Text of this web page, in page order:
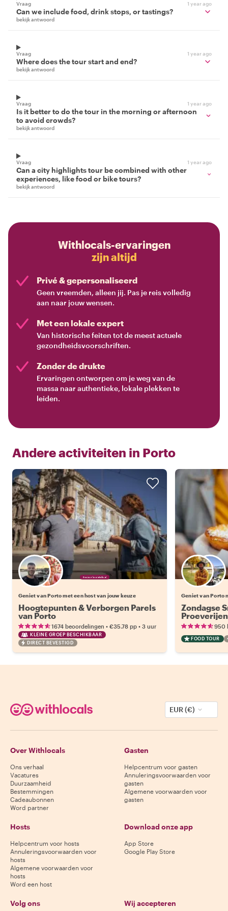
Vraag 1 year ago
Can we include food, drink stops, or tastings?
bekijk antwoord
Vraag 1 year ago
Where does the tour start and end?
bekijk antwoord
Vraag 1 year ago
Is it better to do the tour in the morning or afternoon
to avoid crowds?
bekijk antwoord
Vraag 1 year ago
Can a city highlights tour be combined with other
experiences, like food or bike tours?
bekijk antwoord
Withlocals-ervaringen
zijn altijd
Privé & gepersonaliseerd
Geen vreemden, alleen jij. Pas je reis volledig
aan naar jouw wensen.
Met een lokale expert
Van historische feiten tot de meest actuele
gezondheidsvoorschriften.
Zonder de drukte
Ervaringen ontworpen om je weg van de
massa naar authentieke, lokale plekken te
leiden.
Andere activiteiten in Porto
Kies jouw favoriete local
Geniet van Porto met een host van jouw keuze
Hoogtepunten & Verborgen Parels
van Porto
1674 beoordelingen • €35.78 pp • 3 uur
KLEINE GROEP BESCHIKBAAR
DIRECT BEVESTIGD
Geniet van Porto
Zondagse
950
FOOD TOUR
EUR (€)
Over Withlocals
Ons verhaal
Vacatures
Duurzaamheid
Bestemmingen
Cadeaubonnen
Word partner
Gasten
Helpcentrum voor gasten
Annuleringsvoorwaarden voor
gasten
Algemene voorwaarden voor
gasten
Hosts
Helpcentrum voor hosts
Annuleringsvoorwaarden voor
hosts
Algemene voorwaarden voor
hosts
Word een host
Download onze app
App Store
Google Play Store
Volg ons Wij accepteren